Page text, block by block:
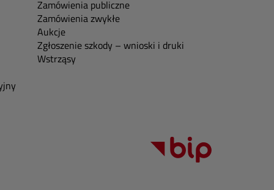
Zamówienia publiczne
Zamówienia zwykłe
Aukcje
Zgłoszenie szkody – wnioski i druki
Wstrząsy